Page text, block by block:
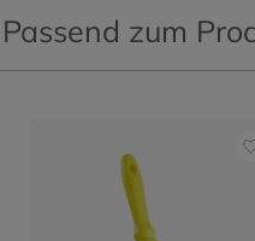
Passend zum